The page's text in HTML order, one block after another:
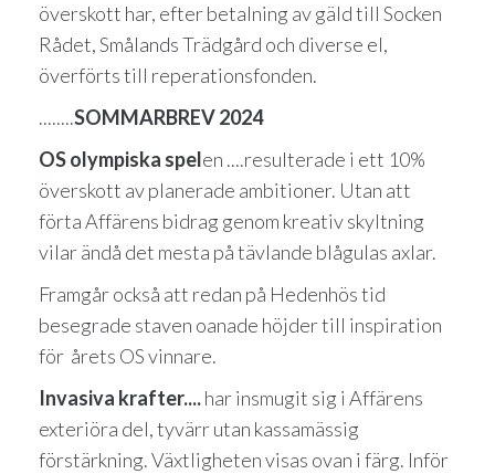
överskott har, efter betalning av gäld till Socken
Rådet, Smålands Trädgård och diverse el,
överförts till reperationsfonden.
........SOMMARBREV 2024
OS olympiska spelen ....resulterade i ett 10%
överskott av planerade ambitioner. Utan att
förta Affärens bidrag genom kreativ skyltning
vilar ändå det mesta på tävlande blågulas axlar.
Framgår också att redan på Hedenhös tid
besegrade staven oanade höjder till inspiration
för årets OS vinnare.
Invasiva krafter....har insmugit sig i Affärens
exteriöra del, tyvärr utan kassamässig
förstärkning. Växtligheten visas ovan i färg. Inför